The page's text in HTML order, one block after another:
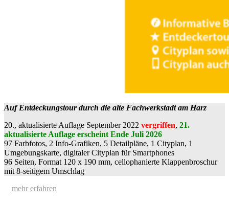
Auf Entdeckungstour durch die alte Fachwerkstadt am Harz
20., aktualisierte Auflage September 2022 vergriffen, 21.
aktualisierte Auflage erscheint Ende Juli 2026
97 Farbfotos, 2 Info-Grafiken, 5 Detailpläne, 1 Cityplan, 1
Umgebungskarte, digitaler Cityplan für Smartphones
96 Seiten, Format 120 x 190 mm, cellophanierte Klappenbroschur
mit 8-seitigem Umschlag
mehr erfahren